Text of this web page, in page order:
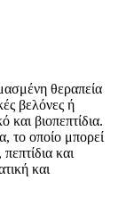
θεραπεία
βελόνες ή
βιοπεπτίδια.
το οποίο μπορεί
και
και